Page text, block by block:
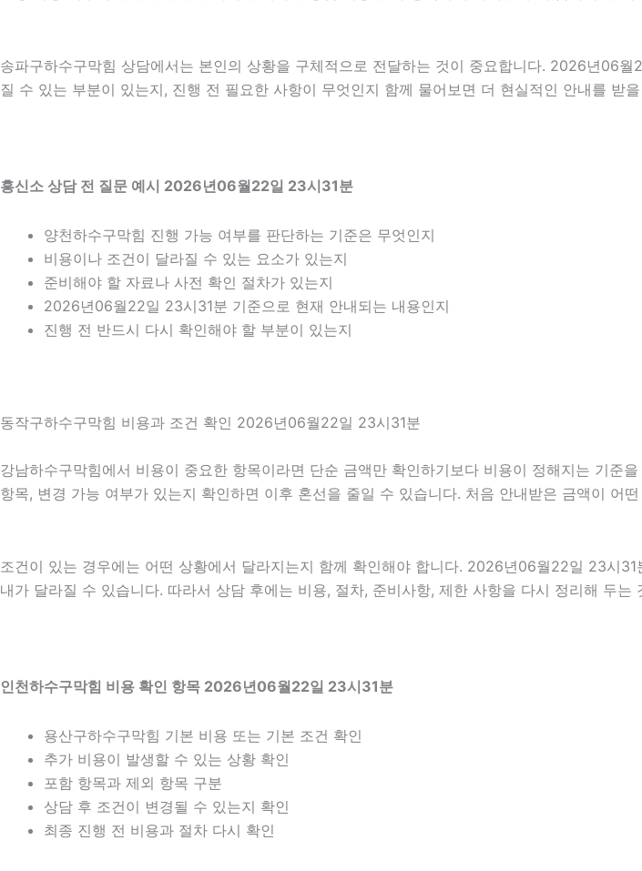
송파구하수구막힘 상담에서는 본인의 상황을 구체적으로 전달하는 것이 중요합니다. 2026년06
질 수 있는 부분이 있는지, 진행 전 필요한 사항이 무엇인지 함께 물어보면 더 현실적인 안내를 받
흥신소 상담 전 질문 예시 2026년06월22일 23시31분
양천하수구막힘 진행 가능 여부를 판단하는 기준은 무엇인지
비용이나 조건이 달라질 수 있는 요소가 있는지
준비해야 할 자료나 사전 확인 절차가 있는지
2026년06월22일 23시31분 기준으로 현재 안내되는 내용인지
진행 전 반드시 다시 확인해야 할 부분이 있는지
동작구하수구막힘 비용과 조건 확인 2026년06월22일 23시31분
강남하수구막힘에서 비용이 중요한 항목이라면 단순 금액만 확인하기보다 비용이 정해지는 기
항목, 변경 가능 여부가 있는지 확인하면 이후 혼선을 줄일 수 있습니다. 처음 안내받은 금액이 어
조건이 있는 경우에는 어떤 상황에서 달라지는지 함께 확인해야 합니다. 2026년06월22일 23시
내가 달라질 수 있습니다. 따라서 상담 후에는 비용, 절차, 준비사항, 제한 사항을 다시 정리해 두는
인천하수구막힘 비용 확인 항목 2026년06월22일 23시31분
용산구하수구막힘 기본 비용 또는 기본 조건 확인
추가 비용이 발생할 수 있는 상황 확인
포함 항목과 제외 항목 구분
상담 후 조건이 변경될 수 있는지 확인
최종 진행 전 비용과 절차 다시 확인